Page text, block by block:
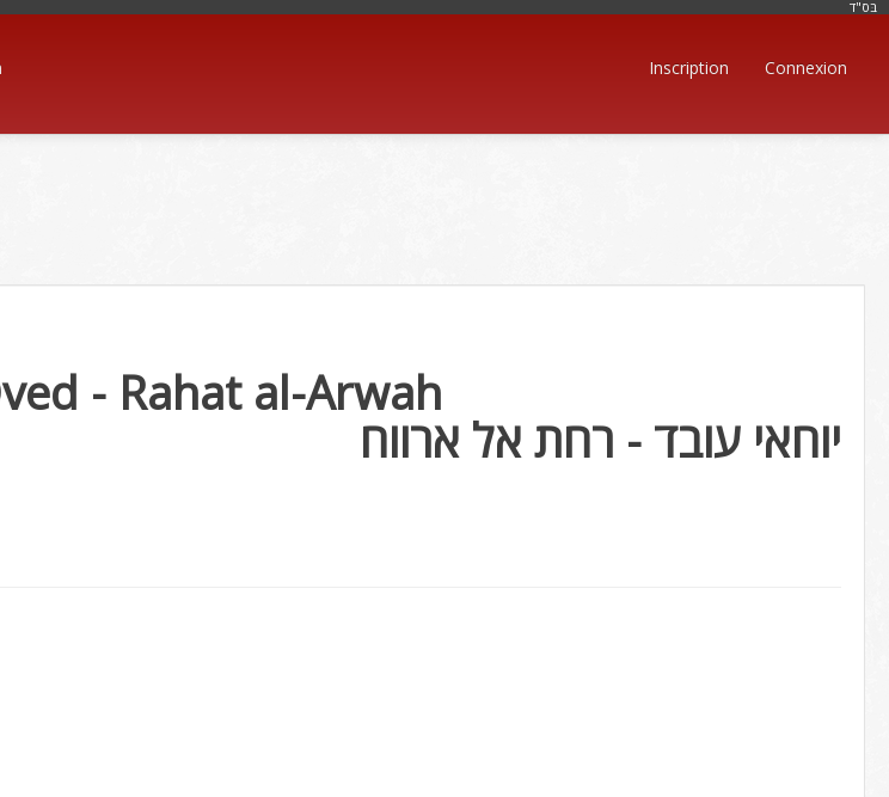
בּס"ד
Inscription Connexion
- Rahat al-Arwah
יוחאי עובד - רחת אל ארווח